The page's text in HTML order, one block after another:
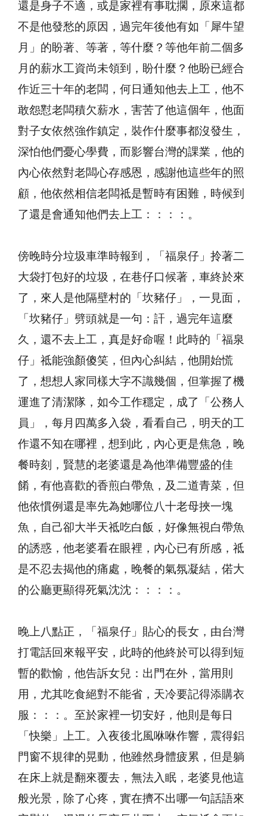
還是身子不適，或是家裡有事耽擱，原來這都
不是他發愁的原因，過完年後他有如「犀牛望
月」的盼著、等著，等什麼？等他年前二個多
月的薪水工資尚未領到，盼什麼？他盼已經合
作近三十年的老闆，何日通知他去上工，他不
敢怨懟老闆積欠薪水，害苦了他這個年，他面
對子女依然強作鎮定，裝作什麼事都沒發生，
深怕他們憂心學費，而影響台灣的課業，他的
內心依然對老闆心存感恩，感謝他這些年的照
顧，他依然相信老闆祗是暫時有困難，時候到
了還是會通知他們去上工：：：：。
傍晚時分垃圾車準時報到，「福泉仔」拎著二
大袋打包好的垃圾，在巷仔口候著，車終於來
了，來人是他隔壁村的「坎豬仔」，一見面，
「坎豬仔」劈頭就是一句：訐，過完年這麼
久，還不去上工，真是好命喔！此時的「福泉
仔」祗能強顏傻笑，但內心糾結，他開始慌
了，想想人家同樣大字不識幾個，但掌握了機
運進了清潔隊，如今工作穩定，成了「公務人
員」，每月四萬多入袋，看看自己，明天的工
作還不知在哪裡，想到此，內心更是焦急，晚
餐時刻，賢慧的老婆還是為他準備豐盛的佳
餚，有他喜歡的香煎白帶魚，及二道青菜，但
他依慣例還是率先為她哪位八十老母挾一塊
魚，自己卻大半天祗吃白飯，好像無視白帶魚
的誘惑，他老婆看在眼裡，內心已有所感，祗
是不忍去揭他的痛處，晚餐的氣氛凝結，偌大
的公廳更顯得死氣沈沈：：：：。
晚上八點正，「福泉仔」貼心的長女，由台灣
打電話回來報平安，此時的他終於可以得到短
暫的歡愉，他告訴女兒：出門在外，當用則
用，尤其吃食絕對不能省，天冷要記得添購衣
服：：：。至於家裡一切安好，他則是每日
「快樂」上工。入夜後北風咻咻作響，震得鋁
門窗不規律的晃動，他雖然身體疲累，但是躺
在床上就是翻來覆去，無法入眠，老婆見他這
般光景，除了心疼，實在擠不出哪一句話語來